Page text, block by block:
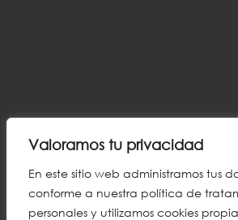
Valoramos tu privacidad
En este sitio web administramos tus
conforme a nuestra política de
personales y utilizamos cookies